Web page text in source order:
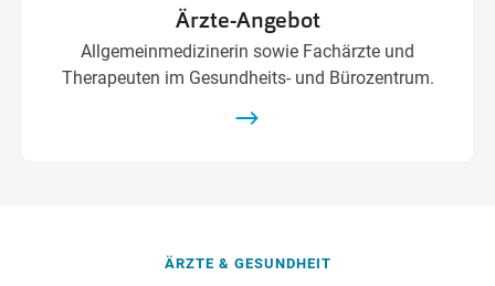
Ärzte-Angebot
Allgemeinmedizinerin sowie Fachärzte und
Therapeuten im Gesundheits- und Bürozentrum.
ÄRZTE & GESUNDHEIT